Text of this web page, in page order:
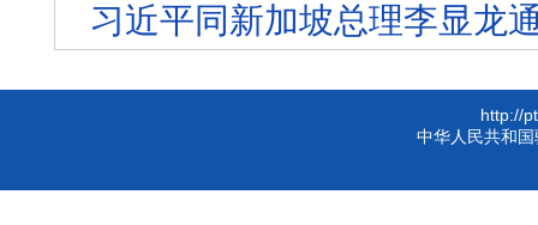
习近平同新加坡总理李显龙
http://
中华人民共和